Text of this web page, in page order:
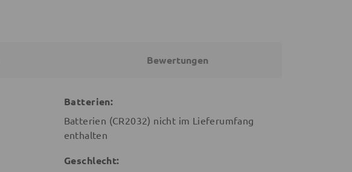
Bewertungen
Batterien:
Batterien (CR2032) nicht im Lieferumfang
enthalten
Geschlecht: